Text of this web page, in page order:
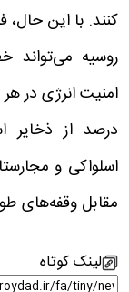
کنند. با این
روسیه می‌تواند
درصد از ذخایر
اسلواکی و
مقابل وقفه‌های
لینک کوتاه